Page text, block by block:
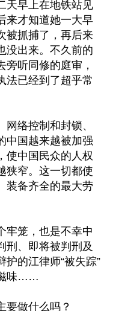
天早上在地铁站见
来才知道她一大早
被抓捕了，再后来
没出来。不久前的
旁听同修的庭审，
法已经到了超乎常
络控制和封锁、
中国越来越被加强
使中国民众的人权
狭窄。这一切都使
装备齐全的最大劳
牢笼，也是不幸中
刑、即将被判刑及
的江律师“被失踪”
滋味……
要做什么吗？